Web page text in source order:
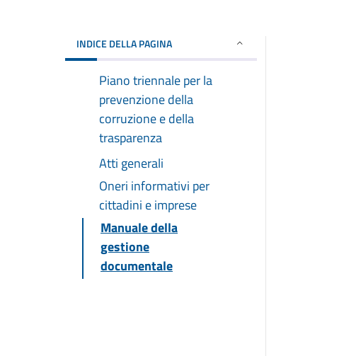
INDICE DELLA PAGINA
Piano triennale per la
prevenzione della
corruzione e della
trasparenza
Atti generali
Oneri informativi per
cittadini e imprese
Manuale della
gestione
documentale